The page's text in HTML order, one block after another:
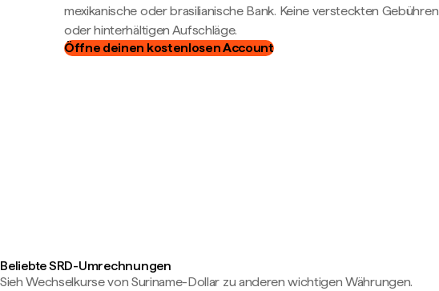
mexikanische oder brasilianische Bank. Keine versteckten Gebühren
oder hinterhältigen Aufschläge.
Öffne deinen kostenlosen Account
Beliebte SRD-Umrechnungen
Sieh Wechselkurse von Suriname-Dollar zu anderen wichtigen Währungen.